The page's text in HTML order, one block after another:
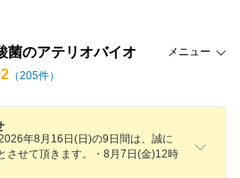
菌のアテリオバイオ メニュー
（205件）
年8月16日(日)の9日間は、誠に
させて頂きます。・8月7日(金)12時